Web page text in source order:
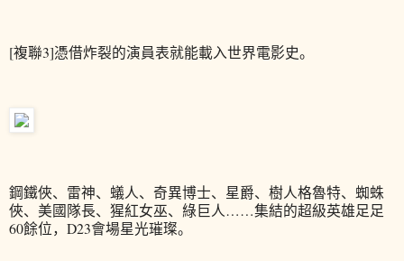
[複聯3]憑借炸裂的演員表就能載入世界電影史。
鋼鐵俠、雷神、蟻人、奇異博士、星爵、樹人格魯特、蜘蛛
俠、美國隊長、猩紅女巫、綠巨人……集結的超級英雄足足
60餘位，D23會場星光璀璨。